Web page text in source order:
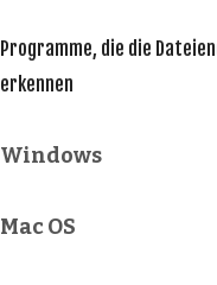
Programme, die die
erkennen
Windows
Mac OS